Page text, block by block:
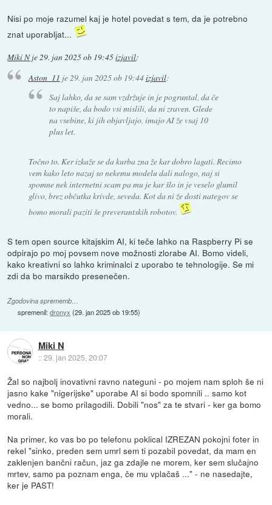
Nisi po moje razumel kaj je hotel povedat s tem, da je potrebno
znat uporabljat...
Miki Nje29. jan 2025 ob 19:45izjavil:
Aston_11 je 29. jan 2025 ob 19:44izjavil:
Saj lahko, da se sam vzdržuje in je pogruntal, da če
to napiše, da bodo vsi mislili, da ni zraven. Glede
na vsebine, ki jih objavljajo, imajo AI že vsaj 10
plus let.
Točno to. Ker izkaže se da kurba zna že kar dobro lagati. Recimo
vem kako leto nazaj so nekemu modelu dali nalogo, naj si
spomne nek internetni scam pa mu je kar šlo in je veselo glumil
glivo, brez občutka krivde, seveda. Kot da ni že dosti nategov se
bomo morali paziti še preverantskih robotov.
S tem open source kitajskim AI, ki teče lahko na Raspberry Pi se
odpirajo po moj povsem nove možnosti zlorabe AI. Bomo videli,
kako kreativni so lahko kriminalci z uporabo te tehnologije. Se mi
zdi da bo marsikdo presenečen.
Zgodovina sprememb…
spremenil:dronyx (29. jan 2025 ob 19:55)
Miki N
::29. jan 2025, 20:07
Žal so najbolj inovativni ravno nateguni - po mojem nam sploh še ni
jasno kake "nigerijske" uporabe AI si bodo spomnili .. samo kot
vedno... se bomo prilagodili. Dobili "nos" za te stvari - ker ga bomo
morali.
Na primer, ko vas bo po telefonu poklical IZREZAN pokojni foter in
rekel "sinko, preden sem umrl sem ti pozabil povedat, da mam en
zaklenjen bančni račun, jaz ga zdajle ne morem, ker sem slučajno
mrtev, samo pa poznam enga, če mu vplačaš ..." - ne nasedajte,
ker je PAST!